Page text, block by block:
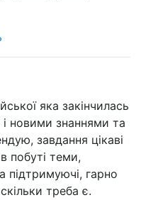
яка закінчилась
новими знаннями та
завдання цікаві
побуті теми,
підтримуючі, гарно
треба є.